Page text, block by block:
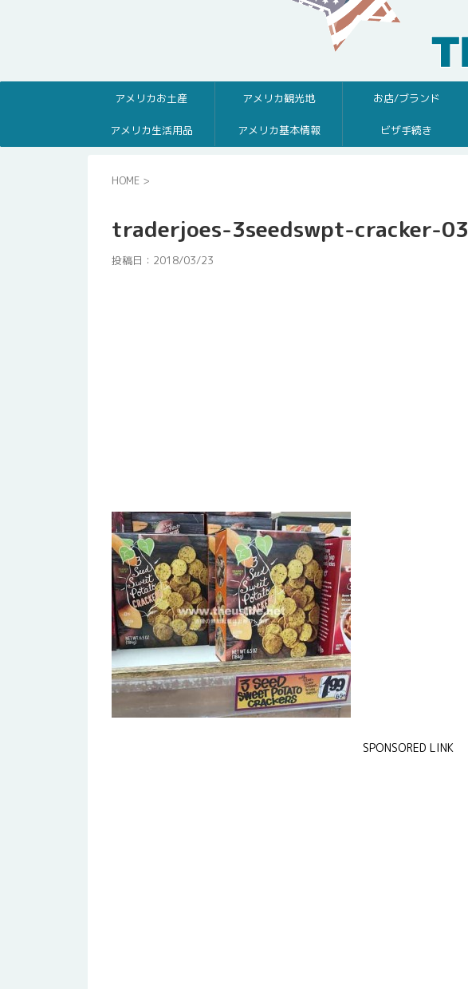
アメリカお土産 アメリカ観光地 お店/ブランド
アメリカ生活用品 アメリカ基本情報 ビザ手続き
HOME >
traderjoes-3seedswpt-cracker-03
投稿日： 2018/03/23
SPONSORED LINK